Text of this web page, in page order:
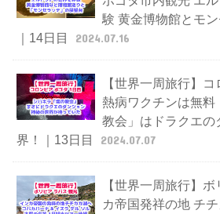
験 黄金博物館とモ
｜14日目
2024.07.16
【世界一周旅行】
熱病ワクチンは無料
教会」はドラクエの
界！｜13日目
2024.07.07
【世界一周旅行】
カ帝国発祥の地 チ